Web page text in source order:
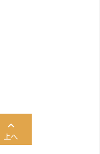

上へ